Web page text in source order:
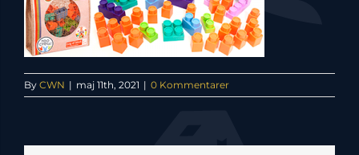
By CWN | maj 11th, 2021 | 0 Kommentarer